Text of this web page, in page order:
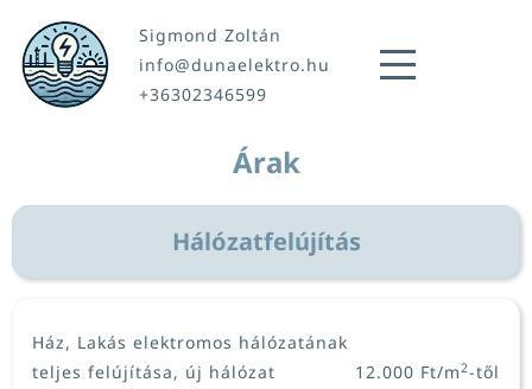
Sigmond Zoltán
info@dunaelektro.hu
+36302346599
Árak
Hálózatfelújítás
Ház, Lakás elektromos hálózatának
teljes felújítása, új hálózat
12.000 Ft/m2-től